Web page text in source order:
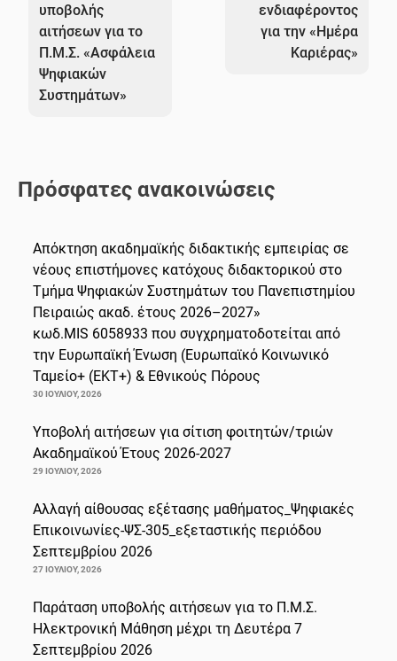
υποβολής
αιτήσεων για το
Π.Μ.Σ. «Ασφάλεια
Ψηφιακών
Συστημάτων»
ενδιαφέροντος
για την «Ημέρα
Καριέρας»
Πρόσφατες ανακοινώσεις
Απόκτηση ακαδημαϊκής διδακτικής εμπειρίας σε
νέους επιστήμονες κατόχους διδακτορικού στο
Τμήμα Ψηφιακών Συστημάτων του Πανεπιστημίου
Πειραιώς ακαδ. έτους 2026–2027»
κωδ.MIS 6058933 που συγχρηματοδοτείται από
την Ευρωπαϊκή Ένωση (Ευρωπαϊκό Κοινωνικό
Ταμείο+ (ΕΚΤ+) & Εθνικούς Πόρους
30 ΙΟΥΛΊΟΥ, 2026
Υποβολή αιτήσεων για σίτιση φοιτητών/τριών
Ακαδημαϊκού Έτους 2026-2027
29 ΙΟΥΛΊΟΥ, 2026
Αλλαγή αίθουσας εξέτασης μαθήματος_Ψηφιακές
Επικοινωνίες-ΨΣ-305_εξεταστικής περιόδου
Σεπτεμβρίου 2026
27 ΙΟΥΛΊΟΥ, 2026
Παράταση υποβολής αιτήσεων για το Π.Μ.Σ.
Ηλεκτρονική Μάθηση μέχρι τη Δευτέρα 7
Σεπτεμβρίου 2026